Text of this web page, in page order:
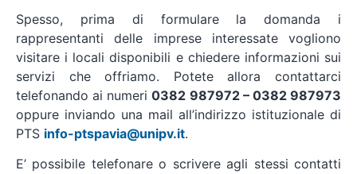
Spesso, prima di formulare la domanda i
rappresentanti delle imprese interessate vogliono
visitare i locali disponibili e chiedere informazioni sui
servizi che offriamo. Potete allora contattarci
telefonando ai numeri0382 987972 – 0382 987973
oppure inviando una mail all’indirizzo istituzionale di
PTS info-ptspavia@unipv.it.
E’ possibile telefonare o scrivere agli stessi contatti